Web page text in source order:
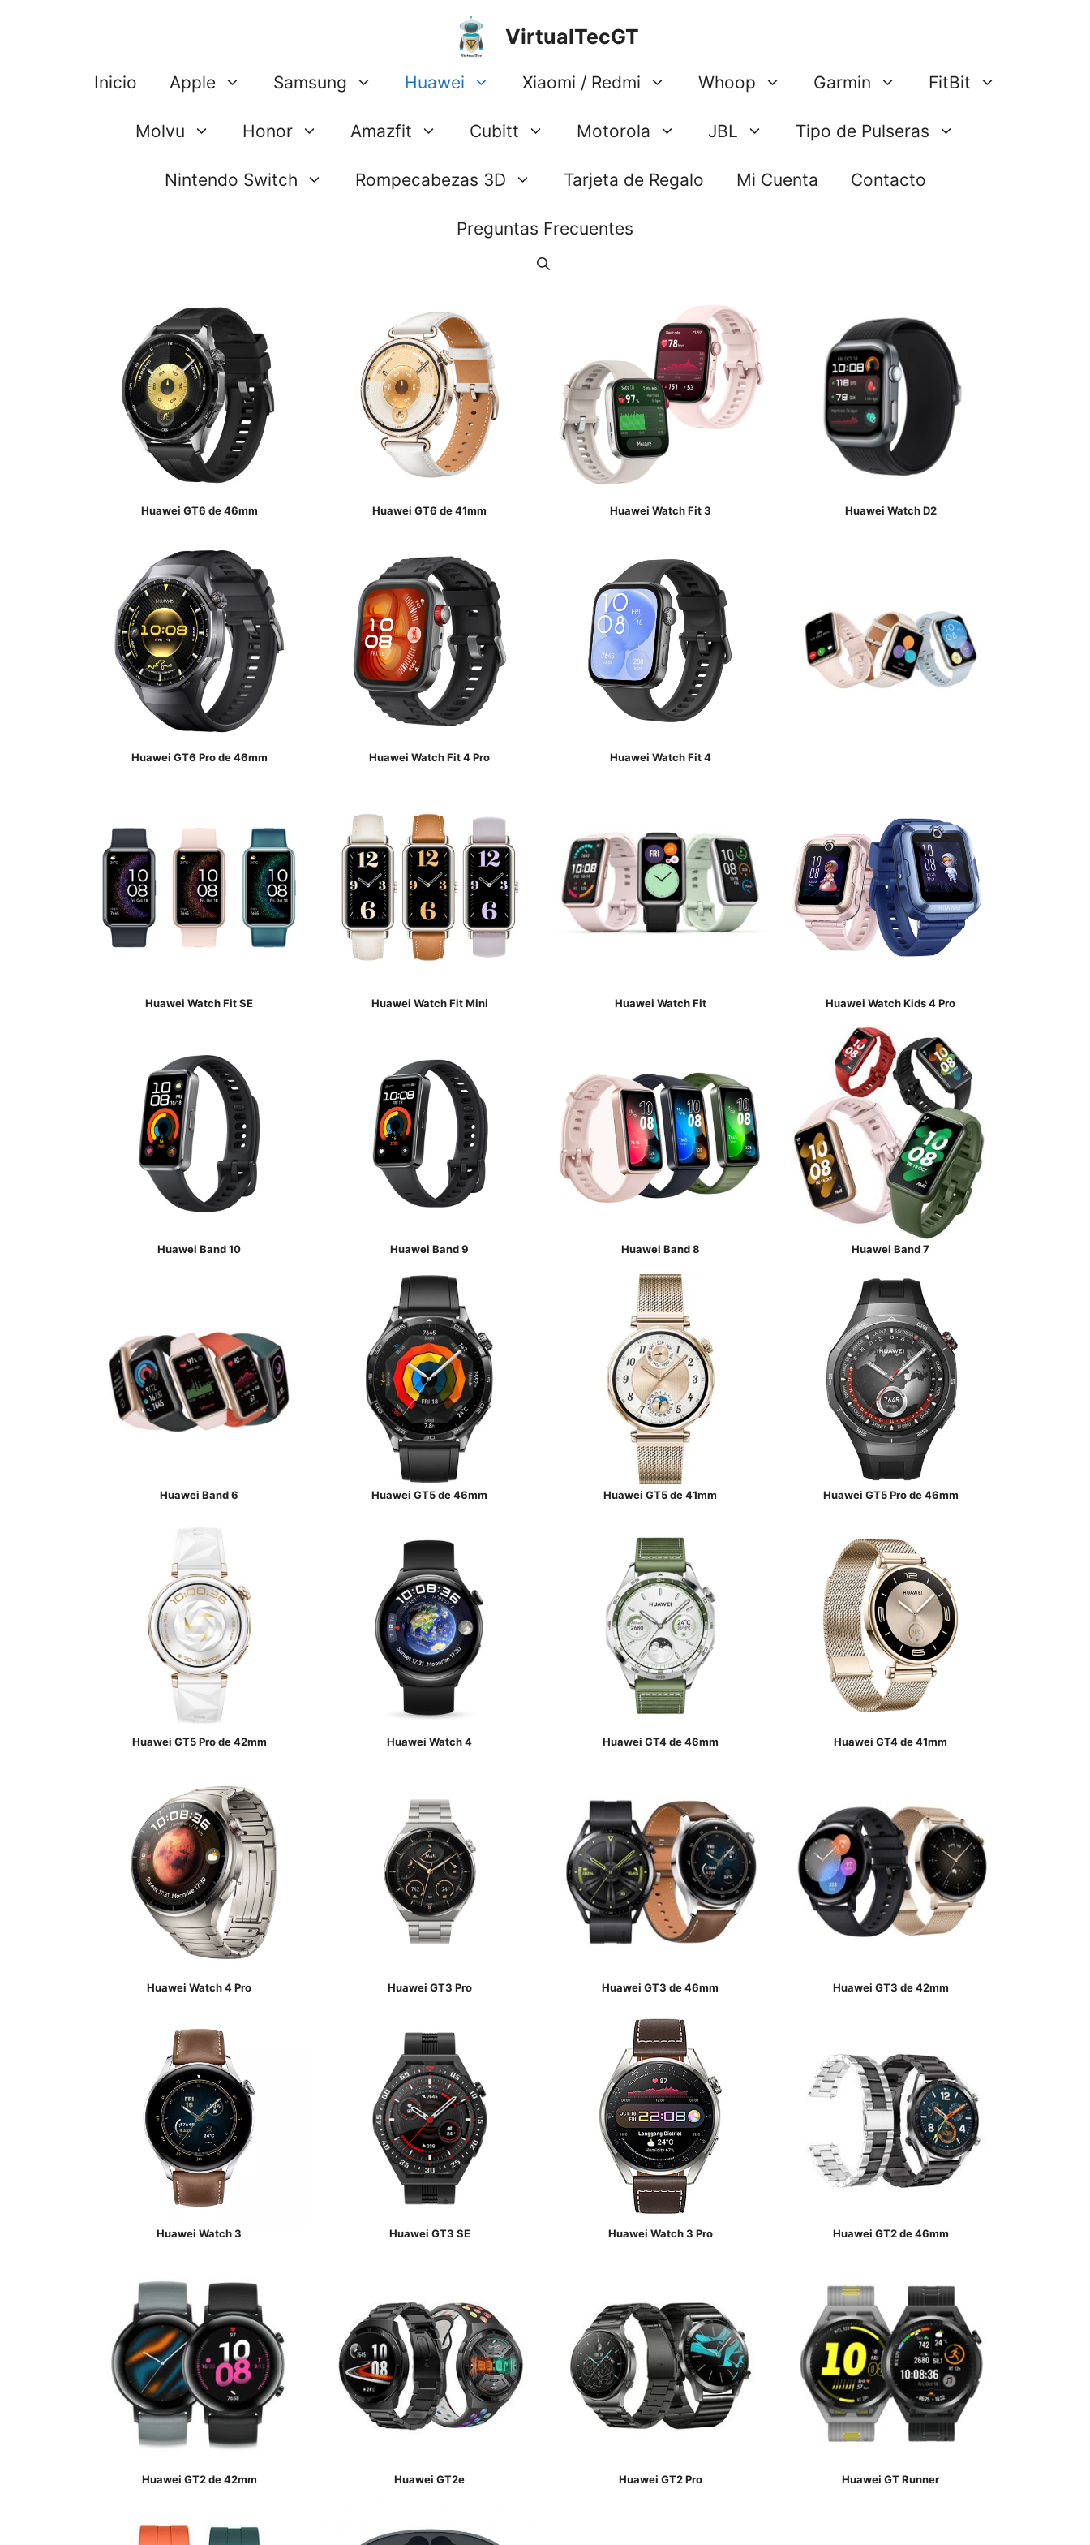
VirtualTecGT
Inicio Apple Samsung Huawei Xiaomi / Redmi Whoop Garmin FitBit
Molvu Honor Amazfit Cubitt Motorola JBL Tipo de Pulseras
Nintendo Switch Rompecabezas 3D Tarjeta de Regalo Mi Cuenta Contacto
Preguntas Frecuentes
Huawei GT6 de 46mm Huawei GT6 de 41mm Huawei Watch Fit 3 Huawei Watch D2
Huawei GT6 Pro de 46mm Huawei Watch Fit 4 Pro Huawei Watch Fit 4
Huawei Watch Fit SE Huawei Watch Fit Mini Huawei Watch Fit Huawei Watch Kids 4 Pro
Huawei Band 10 Huawei Band 9 Huawei Band 8 Huawei Band 7
Huawei Band 6 Huawei GT5 de 46mm Huawei GT5 de 41mm Huawei GT5 Pro de 46mm
Huawei GT5 Pro de 42mm Huawei Watch 4 Huawei GT4 de 46mm Huawei GT4 de 41mm
Huawei Watch 4 Pro Huawei GT3 Pro Huawei GT3 de 46mm Huawei GT3 de 42mm
Huawei Watch 3 Huawei GT3 SE Huawei Watch 3 Pro Huawei GT2 de 46mm
Huawei GT2 de 42mm Huawei GT2e Huawei GT2 Pro Huawei GT Runner